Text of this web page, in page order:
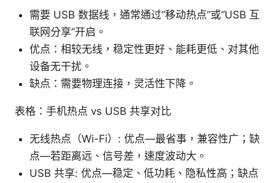
需要 USB 数据线，通常通过“移动热点”或“USB 互
联网分享”开启。
优点：相较无线，稳定性更好、能耗更低、对其他
设备无干扰。
缺点：需要物理连接，灵活性下降。
表格：手机热点 vs USB 共享对比
无线热点（Wi-Fi）: 优点—最省事，兼容性广；缺
点—若距离远、信号差，速度波动大。
USB 共享: 优点—稳定、低功耗、隐私性高；缺点